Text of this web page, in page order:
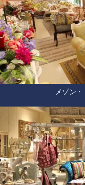
メゾン